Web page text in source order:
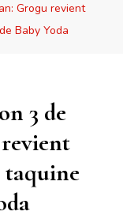
Grogu revient
Baby Yoda
3 de
taquine